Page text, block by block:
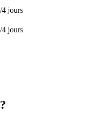
4 jours
4 jours